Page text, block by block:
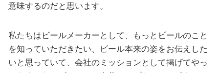
意味するのだと思います。
私たちはビールメーカーとして、もっとビールのこと
を知っていただきたい、ビール本来の姿をお伝えした
いと思っていて、会社のミッションとして掲げてやっ